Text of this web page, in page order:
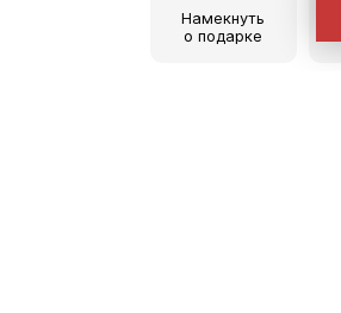
Намекнуть
о подарке